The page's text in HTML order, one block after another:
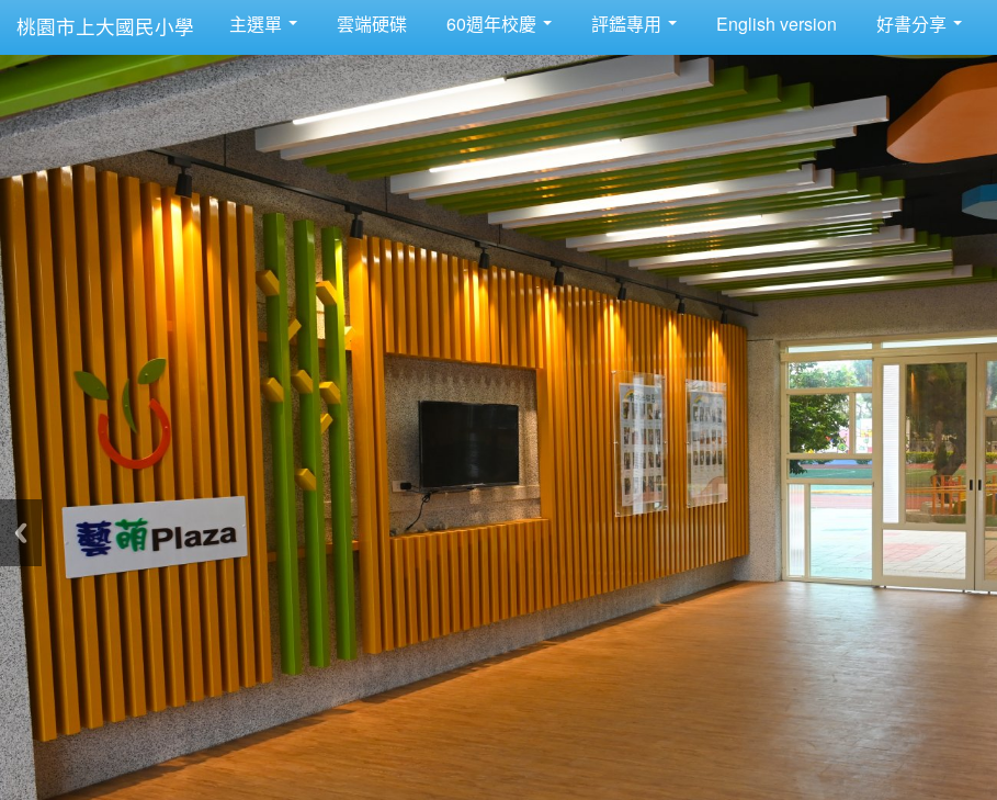
桃園市上大國民小學 主選單 雲端硬碟 60週年校慶 評鑑專用 English version 好書分享